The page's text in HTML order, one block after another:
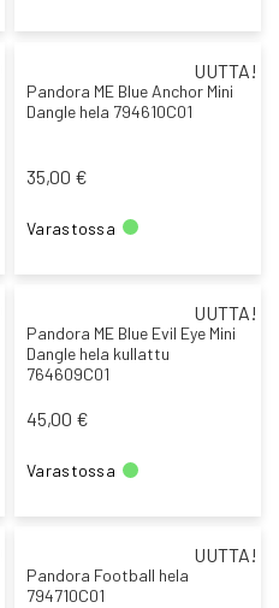
UUTTA!
Pandora ME Blue Anchor Mini
Dangle hela 794610C01
35,00 €
Varastossa
UUTTA!
Pandora ME Blue Evil Eye Mini
Dangle hela kullattu
764609C01
45,00 €
Varastossa
UUTTA!
Pandora Football hela
794710C01